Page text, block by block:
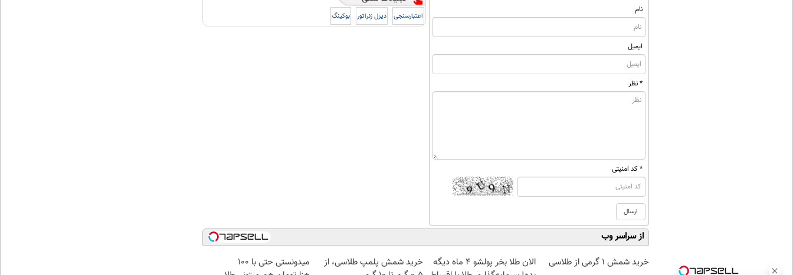
نام
ایمیل
* نظر
* کد امنیتی
اعتبارسنجی دیزل ژنراتور بوکینگ
از سراسر وب
خرید شمش 1 گرمی از طلاسی
الان طلا بخر پولشو 4 ماه دیگه
خرید شمش پلمپ طلاسی، از
میدونستی حتی با ۱۰۰